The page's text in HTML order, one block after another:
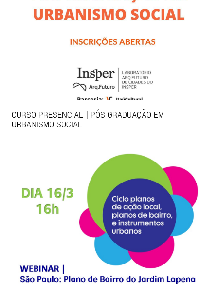
CURSO PRESENCIAL | PÓS GRADUAÇÃO EM
URBANISMO SOCIAL